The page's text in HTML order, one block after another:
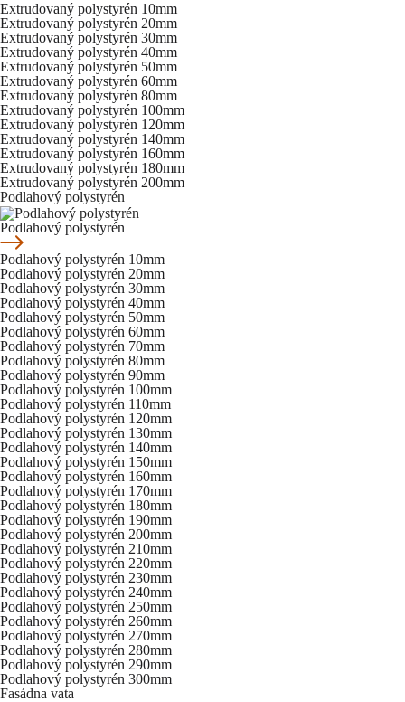
Extrudovaný polystyrén 10mm
Extrudovaný polystyrén 20mm
Extrudovaný polystyrén 30mm
Extrudovaný polystyrén 40mm
Extrudovaný polystyrén 50mm
Extrudovaný polystyrén 60mm
Extrudovaný polystyrén 80mm
Extrudovaný polystyrén 100mm
Extrudovaný polystyrén 120mm
Extrudovaný polystyrén 140mm
Extrudovaný polystyrén 160mm
Extrudovaný polystyrén 180mm
Extrudovaný polystyrén 200mm
Podlahový polystyrén
Podlahový polystyrén
Podlahový polystyrén 10mm
Podlahový polystyrén 20mm
Podlahový polystyrén 30mm
Podlahový polystyrén 40mm
Podlahový polystyrén 50mm
Podlahový polystyrén 60mm
Podlahový polystyrén 70mm
Podlahový polystyrén 80mm
Podlahový polystyrén 90mm
Podlahový polystyrén 100mm
Podlahový polystyrén 110mm
Podlahový polystyrén 120mm
Podlahový polystyrén 130mm
Podlahový polystyrén 140mm
Podlahový polystyrén 150mm
Podlahový polystyrén 160mm
Podlahový polystyrén 170mm
Podlahový polystyrén 180mm
Podlahový polystyrén 190mm
Podlahový polystyrén 200mm
Podlahový polystyrén 210mm
Podlahový polystyrén 220mm
Podlahový polystyrén 230mm
Podlahový polystyrén 240mm
Podlahový polystyrén 250mm
Podlahový polystyrén 260mm
Podlahový polystyrén 270mm
Podlahový polystyrén 280mm
Podlahový polystyrén 290mm
Podlahový polystyrén 300mm
Fasádna vata